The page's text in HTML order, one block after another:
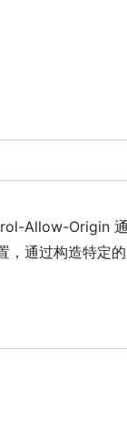
Allow-Origin 通
通过构造特定